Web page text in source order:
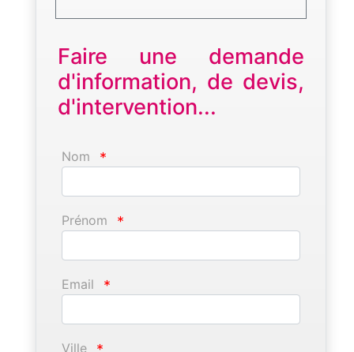
Faire une demande
d'information, de devis,
d'intervention...
Nom *
Prénom *
Email *
Ville